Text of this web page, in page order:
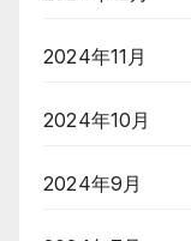
2024年11月
2024年10月
2024年9月